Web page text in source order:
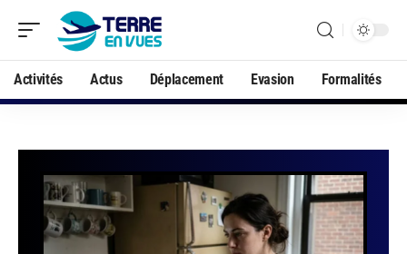
Activités Actus Déplacement Evasion Formalités